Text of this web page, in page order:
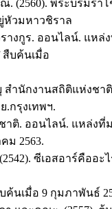
. (2560). พระบรมรา
หัวมหาวชิราล
างกูร. ออนไลน์. แหล่
สืบค้นเมื่อ
สำนักงานสถิติแห่งชาติ
.กรุงเทพฯ.
ติ. ออนไลน์. แหล่งที่ม
ม 2563.
ซีเอสอาร์คืออ
บค้นเมื่อ 9 กุมภาพันธ์